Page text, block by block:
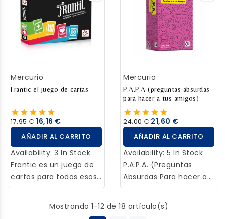
de preguntas “random”
con respuestas que
huelen… a podrido ¡No
te puedes fiar ni de la
jugador tiene seis
misiones secretas que
conseguir. El primero
que sea capaz de
cumplir con tres de
con la victoria. Tendréis
que estar alerta para
pillar a un jugador...
¡antes de que os pillen a
vosotros!
Mercurio
Frantic el juego de cartas
17,95 € 16,16 €
AÑADIR AL CARRITO
Availability: 3 In Stock
Frantic es un juego de
cartas para todos esos
amigos vengativos y un
poco… ya tú sabes… Si
Mercurio
P.A.P.A (preguntas absurdas
para hacer a tus amigos)
24,00 € 21,60 €
AÑADIR AL CARRITO
Availability: 5 In Stock
P.A.P.A. (Preguntas
Absurdas Para hacer a
tus Amigos) es el party
game de deducción y
risas ideal para desvelar
Mostrando 1-12 de 18 artículo(s)